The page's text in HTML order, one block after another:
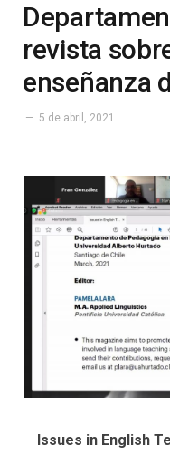
revista
enseñanza
5 de abril, 2021
Issues in English